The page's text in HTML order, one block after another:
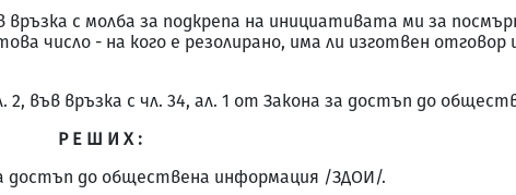
връзка с молба за подкрепа на инициативата ми за
число - на кого е резолирано, има ли изготвен отговор
2, във връзка с чл. 34, ал. 1 от Закона за достъп до
Р Е Ш И Х :
достъп до обществена информация /ЗДОИ/.